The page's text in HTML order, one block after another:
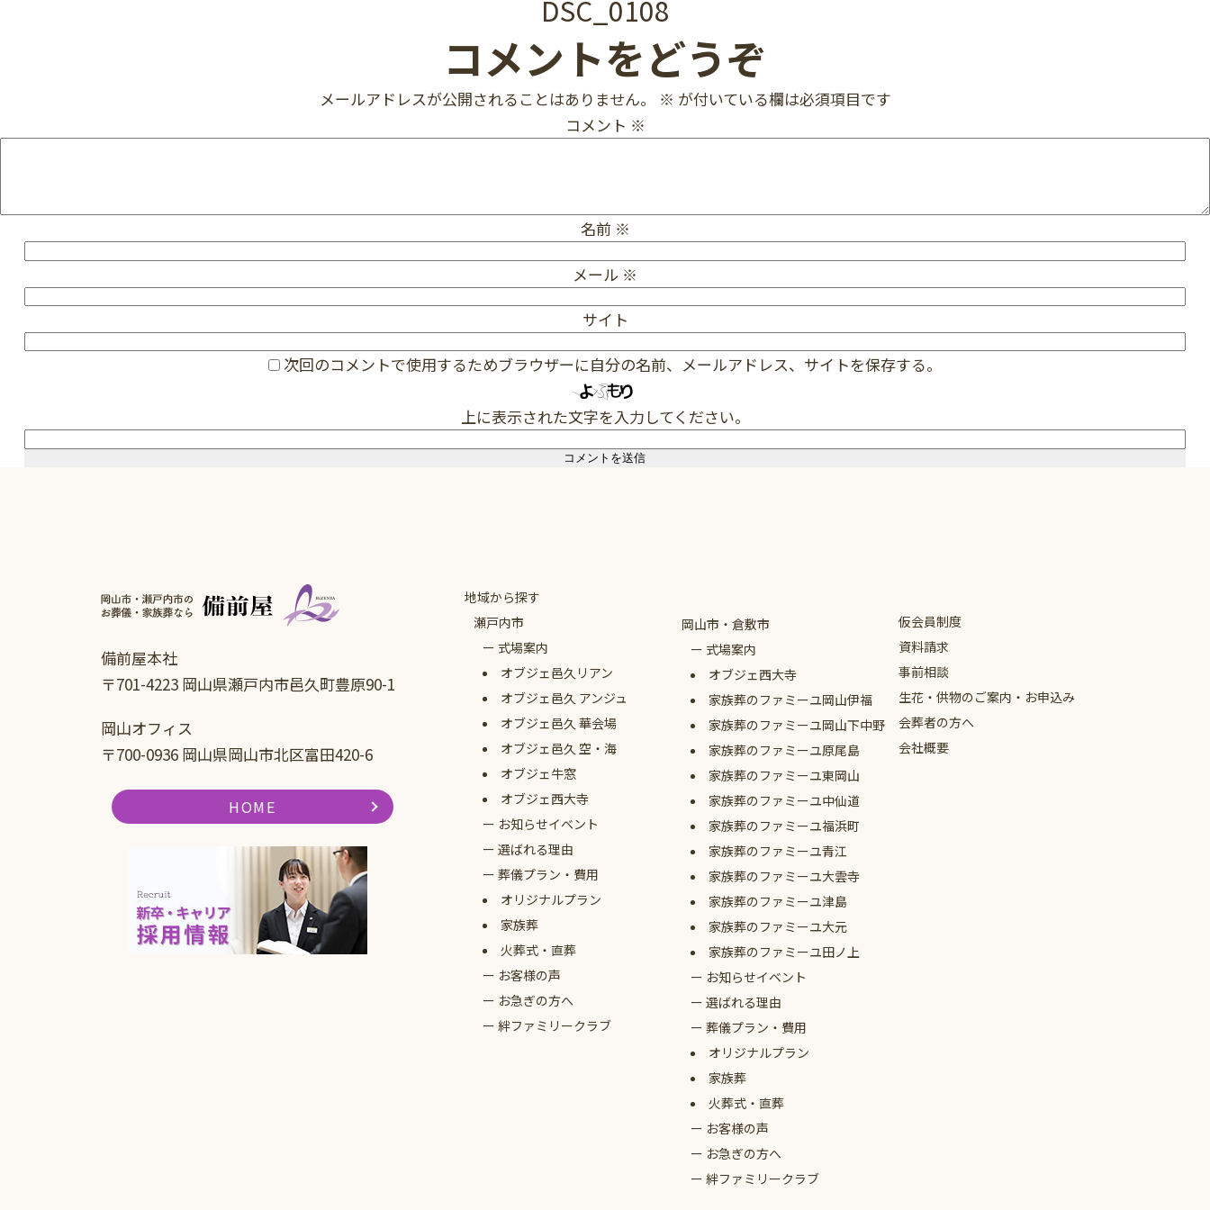
DSC_0108
コメントをどうぞ
メールアドレスが公開されることはありません。 ※ が付いている欄は必須項目です
コメント ※
名前 ※
メール ※
サイト
次回のコメントで使用するためブラウザーに自分の名前、メールアドレス、サイトを保存する。
上に表示された文字を入力してください。
備前屋本社
〒701-4223 岡山県瀬戸内市邑久町豊原90-1
岡山オフィス
〒700-0936 岡山県岡山市北区富田420-6
HOME
地域から探す
瀬戸内市
式場案内
オブジェ 邑久リアン
オブジェ 邑久 アンジュ
オブジェ 邑久 華会場
オブジェ 邑久 空・海
オブジェ牛窓
オブジェ西大寺
お知らせイベント
選ばれる理由
葬儀プラン・費用
オリジナルプラン
家族葬
火葬式・直葬
お客様の声
お急ぎの方へ
絆ファミリークラブ
岡山市・倉敷市
式場案内
オブジェ西大寺
家族葬のファミーユ岡山伊福
家族葬のファミーユ岡山下中野
家族葬のファミーユ原尾島
家族葬のファミーユ東岡山
家族葬のファミーユ中仙道
家族葬のファミーユ福浜町
家族葬のファミーユ青江
家族葬のファミーユ大雲寺
家族葬のファミーユ津島
家族葬のファミーユ大元
家族葬のファミーユ田ノ上
お知らせイベント
選ばれる理由
葬儀プラン・費用
オリジナルプラン
家族葬
火葬式・直葬
お客様の声
お急ぎの方へ
絆ファミリークラブ
仮会員制度
資料請求
事前相談
生花・供物のご案内・お申込み
会葬者の方へ
会社概要